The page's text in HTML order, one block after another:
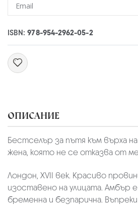
ISBN:978-954-2962-05-2
ОПИСАНИЕ
Бестселър за пътя към върха
жена, която не се отказва от
Лондон, XVII век. Красиво
изоставено на улицата. Амбър е
бременна и безпарична.